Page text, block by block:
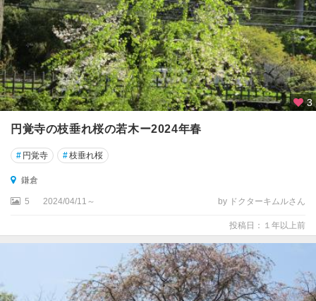
3
円覚寺の枝垂れ桜の若木ー2024年春
# 円覚寺 #枝垂れ桜
鎌倉
5 2024/04/11～ by ドクターキムルさん
投稿日：１年以上前